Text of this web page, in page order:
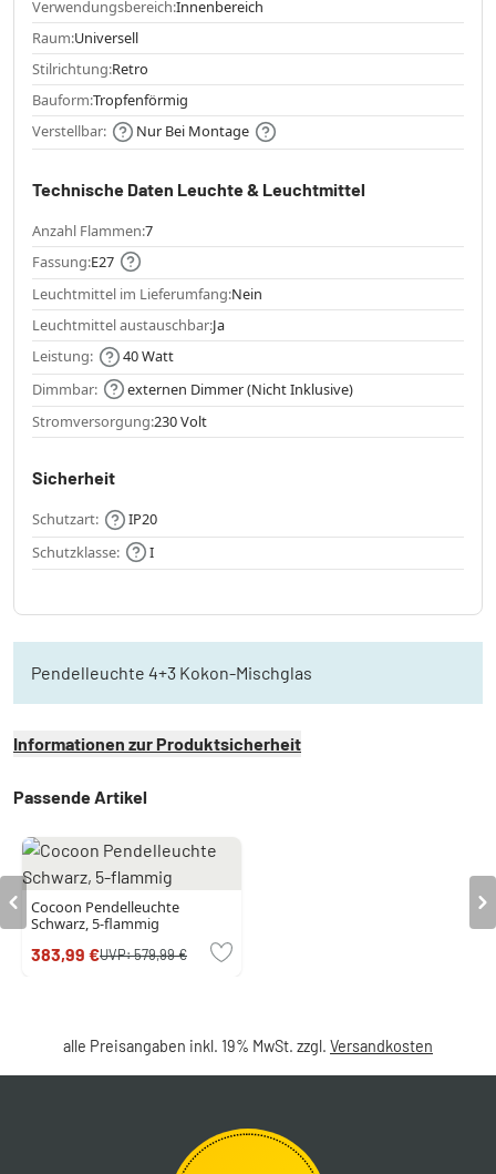
Verwendungsbereich:Innenbereich
Raum:Universell
Stilrichtung:Retro
Bauform:Tropfenförmig
Verstellbar:
Nur Bei Montage
Technische Daten Leuchte & Leuchtmittel
Anzahl Flammen:7
Fassung:E27
Leuchtmittel im Lieferumfang:Nein
Leuchtmittel austauschbar:Ja
Leistung:
40 Watt
Dimmbar:
externen Dimmer (Nicht Inklusive)
Stromversorgung:230 Volt
Sicherheit
Schutzart:
IP20
Schutzklasse:
I
Pendelleuchte 4+3 Kokon-Mischglas
Informationen zur Produktsicherheit
Passende Artikel
Cocoon Pendelleuchte
Schwarz, 5-flammig
383,99 €UVP:579,99 €
alle Preisangaben inkl. 19% MwSt. zzgl. Versandkosten